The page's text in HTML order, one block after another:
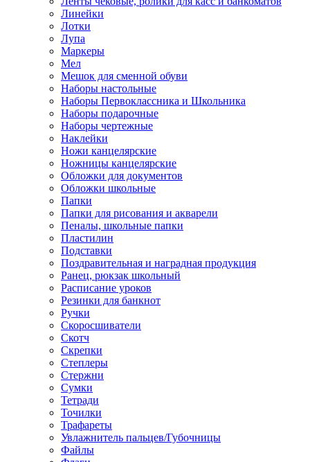
Линейки
Лотки
Лупа
Маркеры
Мел
Мешок для сменной обуви
Наборы настольные
Наборы Первоклассника и Школьника
Наборы подарочные
Наборы чертежные
Наклейки
Ножи канцелярские
Ножницы канцелярские
Обложки для документов
Обложки школьные
Папки
Папки для рисования и акварели
Пеналы, школьные папки
Пластилин
Подставки
Поздравительная и наградная продукция
Ранец, рюкзак школьный
Расписание уроков
Резинки для банкнот
Ручки
Скоросшиватели
Скотч
Скрепки
Степлеры
Стержни
Сумки
Тетради
Точилки
Трафареты
Увлажнитель пальцев/Губочницы
Файлы